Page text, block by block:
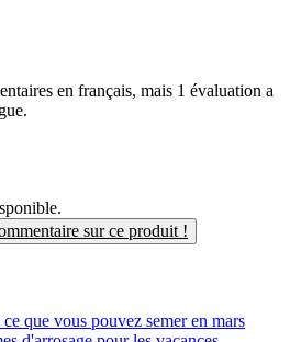
en français, mais 1 évaluation a
sur ce produit !
que vous pouvez semer en mars